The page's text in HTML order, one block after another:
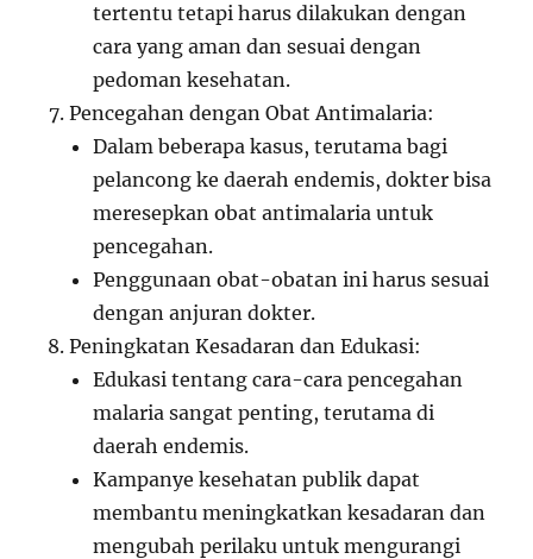
tertentu tetapi harus dilakukan dengan
cara yang aman dan sesuai dengan
pedoman kesehatan.
Pencegahan dengan Obat Antimalaria:
Dalam beberapa kasus, terutama bagi
pelancong ke daerah endemis, dokter bisa
meresepkan obat antimalaria untuk
pencegahan.
Penggunaan obat-obatan ini harus sesuai
dengan anjuran dokter.
Peningkatan Kesadaran dan Edukasi:
Edukasi tentang cara-cara pencegahan
malaria sangat penting, terutama di
daerah endemis.
Kampanye kesehatan publik dapat
membantu meningkatkan kesadaran dan
mengubah perilaku untuk mengurangi